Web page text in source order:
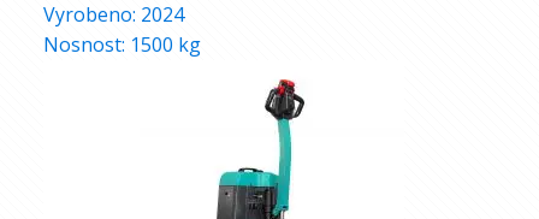
Vyrobeno: 2024
Nosnost: 1500 kg